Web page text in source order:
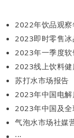
2022年饮品观察
2023即时零售
2023年一季度
2023线上饮料健
苏打水市场报告
2023年中国电
2023年中国及
气泡水市场社媒